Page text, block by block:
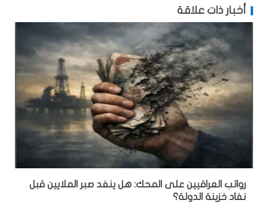
أخبار ذات علاقة
رواتب العراقيين على المحك: هل ينفد صبر الملايين قبل
نفاد خزينة الدولة؟